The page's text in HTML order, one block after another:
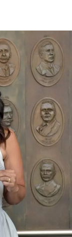
Segura centró
a
enfatizó que la
comunitaria
político en la
etapa
por una
a Quintana
de
El relevo
legales
de la